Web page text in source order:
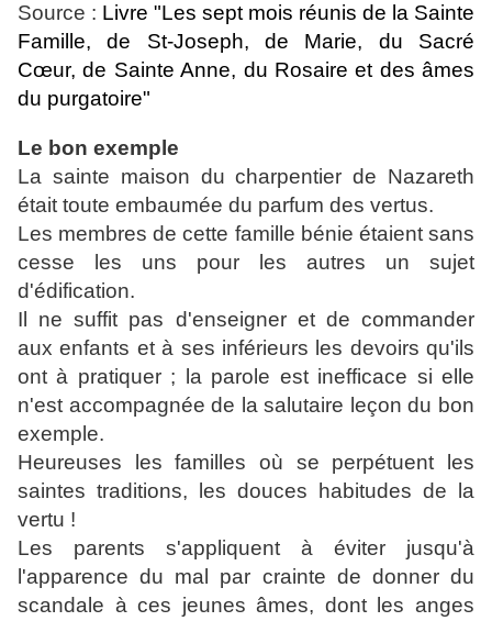
Source : Livre "Les sept mois réunis de la Sainte
Famille, de St-Joseph, de Marie, du Sacré
Cœur, de Sainte Anne, du Rosaire et des âmes
du purgatoire"
Le bon exemple
La sainte maison du charpentier de Nazareth
était toute embaumée du parfum des vertus.
Les membres de cette famille bénie étaient sans
cesse les uns pour les autres un sujet
d'édification.
Il ne suffit pas d'enseigner et de commander
aux enfants et à ses inférieurs les devoirs qu'ils
ont à pratiquer ; la parole est inefficace si elle
n'est accompagnée de la salutaire leçon du bon
exemple.
Heureuses les familles où se perpétuent les
saintes traditions, les douces habitudes de la
vertu !
Les parents s'appliquent à éviter jusqu'à
l'apparence du mal par crainte de donner du
scandale à ces jeunes âmes, dont les anges